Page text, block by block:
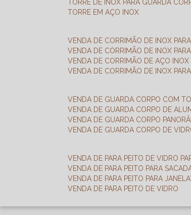
TORRE DE INOX PARA GUARDA
TORRE EM AÇO INOX
VENDA DE CORRIMÃO DE INOX
VENDA DE CORRIMÃO DE INOX
VENDA DE CORRIMÃO DE AÇO
VENDA DE CORRIMÃO DE INOX
VENDA DE GUARDA CORPO COM
VENDA DE GUARDA CORPO DE
VENDA DE GUARDA CORPO
VENDA DE GUARDA CORPO DE
VENDA DE PARA PEITO DE VIDRO
VENDA DE PARA PEITO PARA
VENDA DE PARA PEITO PARA JANELA
VENDA DE PARA PEITO DE VIDRO